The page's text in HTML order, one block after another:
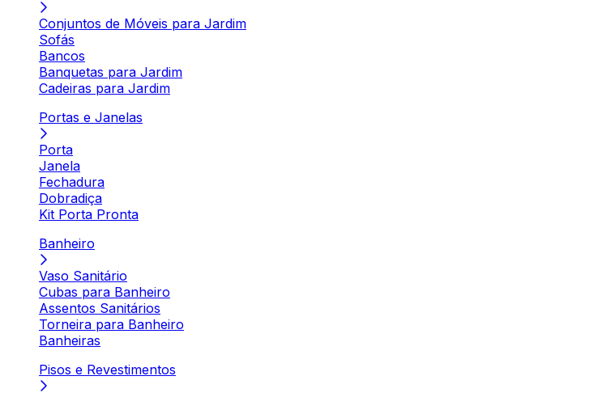
Conjuntos de Móveis para Jardim
Sofás
Bancos
Banquetas para Jardim
Cadeiras para Jardim
Portas e Janelas
Porta
Janela
Fechadura
Dobradiça
Kit Porta Pronta
Banheiro
Vaso Sanitário
Cubas para Banheiro
Assentos Sanitários
Torneira para Banheiro
Banheiras
Pisos e Revestimentos